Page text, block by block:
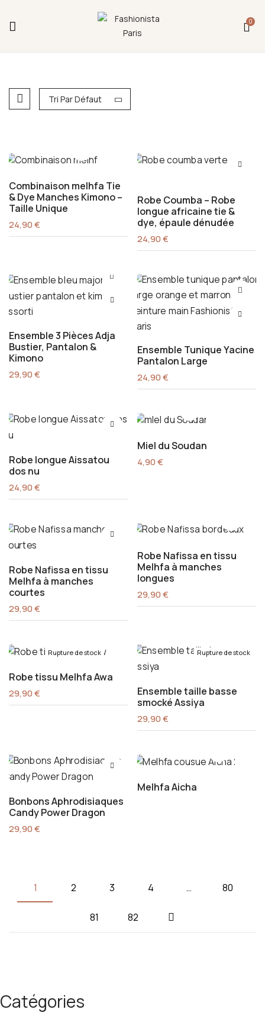
0
Tri Par Défaut
Combinaison melhfa Tie
& Dye Manches Kimono –
Taille Unique
24,90€
Robe Coumba – Robe
longue africaine tie &
dye, épaule dénudée
24,90€
Ensemble 3 Pièces Adja
Bustier, Pantalon &
Kimono
29,90€
Ensemble Tunique Yacine
Pantalon Large
24,90€
Robe longue Aissatou
dos nu
24,90€
Miel du Soudan
4,90€
Robe Nafissa en tissu
Melhfa à manches
courtes
29,90€
Robe Nafissa en tissu
Melhfa à manches
longues
29,90€
Rupture de stock
Robe tissu Melhfa Awa
29,90€
Rupture de stock
Ensemble taille basse
smocké Assiya
29,90€
Bonbons Aphrodisiaques
Candy Power Dragon
29,90€
Melhfa Aicha
1 2 3 4 … 80
81 82
Catégories
Fermeture annuelle du 17 juillet 16h au 12 août.
L'ajout au panier est indisponible et aucune
commande ni remise en main propre ne sera